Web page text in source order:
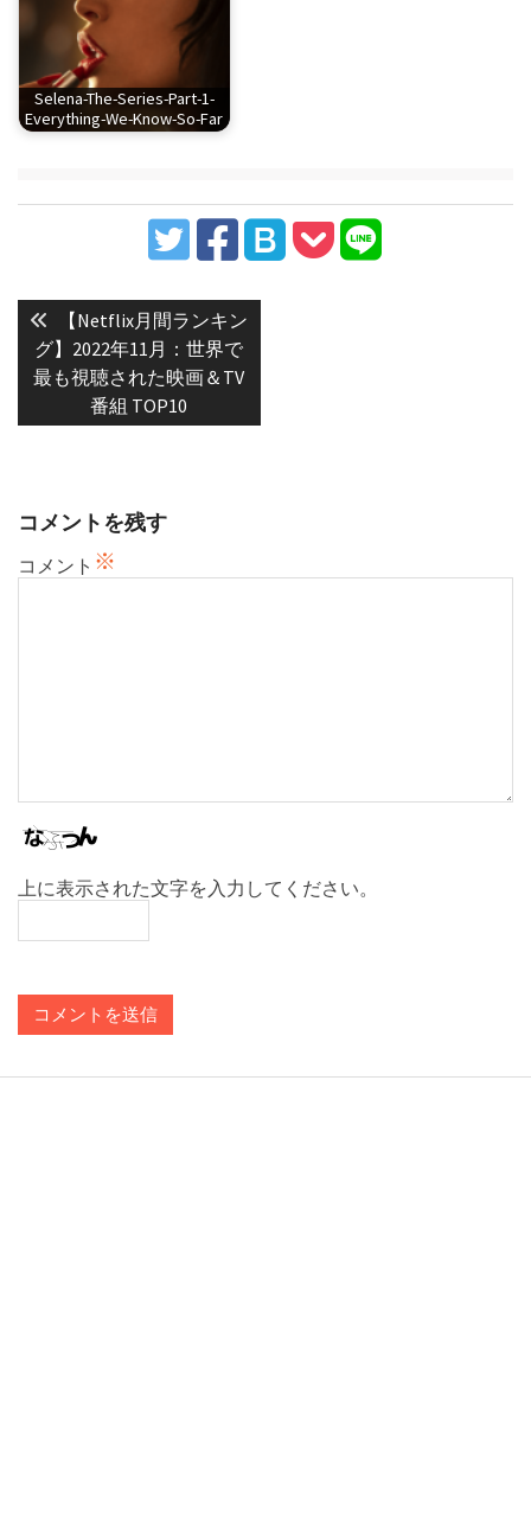
Selena-The-Series-Part-1-
Everything-We-Know-So-Far
稿
ナ
ビ
ン
Previous
post:
【Netflix月間ランキン
グ】2022年11月：世界で
最も視聴された映画＆TV
番組 TOP10
コメントを残す
コメント ※
上に表示された文字を入力してください。